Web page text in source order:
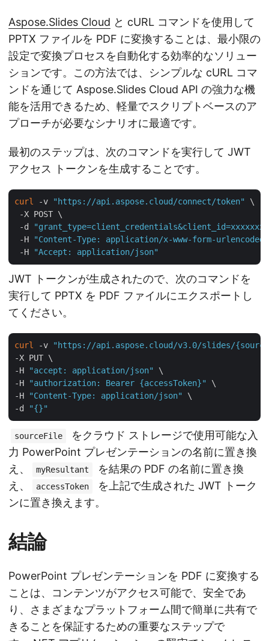
Aspose.Slides Cloud と cURL コマンドを使用して
PPTX ファイルを PDF に変換することは、最小限の
設定で変換プロセスを自動化する効率的なソリュー
ションです。この方法では、シンプルな cURL コマ
ンドを通じて Aspose.Slides Cloud API の強力な機
能を活用できるため、軽量でスクリプトベースのア
プローチが必要なシナリオに最適です。
最初のステップは、次のコマンドを実行して JWT
アクセス トークンを生成することです。
curl -v "https://api.aspose.cloud/connect/token"
\
-X POST \
-d
-H
"Content-Type: application/x-www-form-urlencoded"
-H
"Accept: application/json"
JWT トークンが生成されたので、次のコマンドを
実行して PPTX を PDF ファイルにエクスポートし
てください。
curl -v
"https://api.aspose.cloud/v3.0/slides/
-X PUT \
-H
"accept: application/json"
\
-H
"authorization: Bearer {accessToken}"
\
-H
"Content-Type: application/json"
\
-d
"{}"
sourceFile
をクラウド ストレージで使用可能な入
力 PowerPoint プレゼンテーションの名前に置き換
え、
myResultant
を結果の PDF の名前に置き換
え、
accessToken
を上記で生成された JWT トーク
ンに置き換えます。
結論
PowerPoint プレゼンテーションを PDF に変換する
ことは、コンテンツがアクセス可能で、安全であ
り、さまざまなプラットフォーム間で簡単に共有で
きることを保証するための重要なステップで